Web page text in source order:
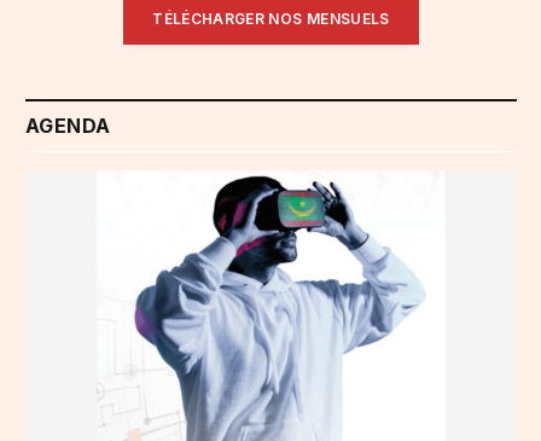
TÉLÉCHARGER NOS MENSUELS
AGENDA